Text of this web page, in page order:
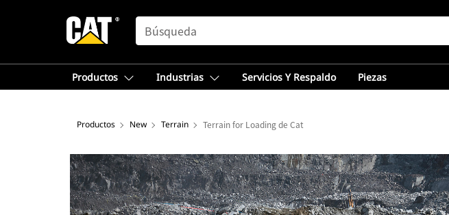
SEARCH
Productos Industrias Servicios Y Respaldo Piezas
Productos New Terrain Terrain for Loading de Cat